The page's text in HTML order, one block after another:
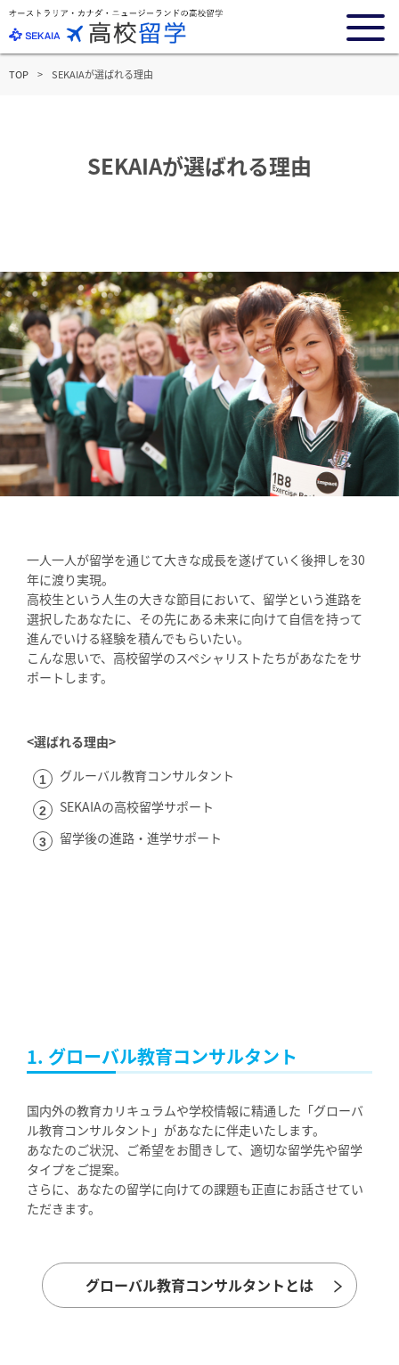
TOP SEKAIAが選ばれる理由
SEKAIAが選ばれる理由
一人一人が留学を通じて大きな成長を遂げていく後押しを30
年に渡り実現。
高校生という人生の大きな節目において、留学という進路を
選択したあなたに、その先にある未来に向けて自信を持って
進んでいける経験を積んでもらいたい。
こんな思いで、高校留学のスペシャリストたちがあなたをサ
ポートします。
<選ばれる理由>
グルーバル教育コンサルタント
SEKAIAの高校留学サポート
留学後の進路・進学サポート
1. グローバル教育コンサルタント
国内外の教育カリキュラムや学校情報に精通した「グローバ
ル教育コンサルタント」があなたに伴走いたします。
あなたのご状況、ご希望をお聞きして、適切な留学先や留学
タイプをご提案。
さらに、あなたの留学に向けての課題も正直にお話させてい
ただきます。
グローバル教育コンサルタントとは